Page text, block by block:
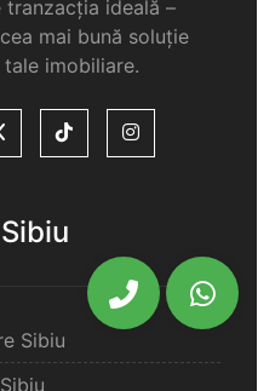
tranzacția ideală –
mai bună soluție
imobiliare.
Sibiu